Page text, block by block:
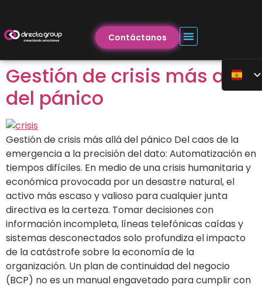
Contáctanos
Gestión de crisis más allá
del pánico
Gestión de crisis más allá del pánico Del caos de la
emergencia a la precisión del dato: Automatización en
tiempos difíciles. En medio de una crisis humanitaria y
económica provocada por un desastre natural, el
activo más escaso y valioso para cualquier junta
directiva es la certeza. Tomar decisiones con
información incompleta, líneas telefónicas caídas y
sistemas desconectados solo profundiza el impacto
de la catástrofe sobre la economía de la
organización. Un plan de continuidad del negocio
(BCP) no es un manual engavetado para cumplir con